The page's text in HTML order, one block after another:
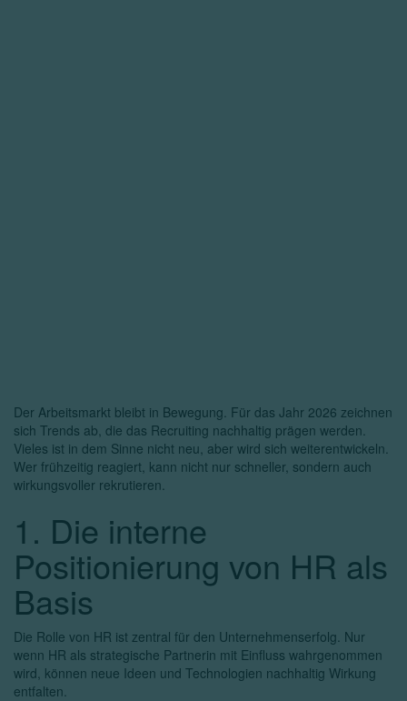
Der Arbeitsmarkt bleibt in Bewegung. Für das Jahr 2026 zeichnen
sich Trends ab, die das Recruiting nachhaltig prägen werden.
Vieles ist in dem Sinne nicht neu, aber wird sich weiterentwickeln.
Wer frühzeitig reagiert, kann nicht nur schneller, sondern auch
wirkungsvoller rekrutieren.
1. Die interne
Positionierung von HR als
Basis
Die Rolle von HR ist zentral für den Unternehmenserfolg. Nur
wenn HR als strategische Partnerin mit Einfluss wahrgenommen
wird, können neue Ideen und Technologien nachhaltig Wirkung
entfalten.